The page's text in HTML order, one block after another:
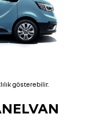
gösterebilir.